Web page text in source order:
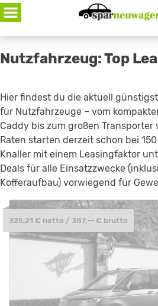
Skip
to
content
Nutzfahrzeug: Top
Hier findest du die aktuell
für Nutzfahrzeuge – vom
Caddy bis zum großen Transporter
Raten starten derzeit schon bei
Knaller mit einem Leasingfaktor
Deals für alle Einsatzzwecke
Kofferaufbau) vorwiegend für
325,21 € netto / 387,-- € brutto